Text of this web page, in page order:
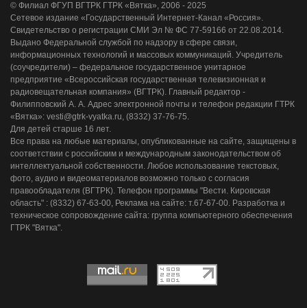
© Филиал ФГУП ВГТРК ГТРК «Вятка», 2006 - 2025
Сетевое издание «Государственный Интернет-Канал «Россия».
Свидетельство о регистрации СМИ Эл № ФС 77-59166 от 22.08.2014.
Выдано Федеральной службой по надзору в сфере связи,
информационных технологий и массовых коммуникаций. Учредитель
(соучредители) – федеральное государственное унитарное
предприятие «Всероссийская государственная телевизионная и
радиовещательная компания» (ВГТРК). Главный редактор -
Филипповский А. А. Адрес электронной почты и телефон редакции ГТРК
«Вятка»: vesti@gtrk-vyatka.ru, (8332) 37-76-75.
Для детей старше 16 лет.
Все права на любые материалы, опубликованные на сайте, защищены в
соответствии с российским и международным законодательством об
интеллектуальной собственности. Любое использование текстовых,
фото, аудио и видеоматериалов возможно только с согласия
правообладателя (ВГТРК). Телефон программы "Вести. Кировская
область" : (8332) 67-63-00, Реклама на сайте: т.67-67-00. Разработка и
техническое сопровождение сайта: группа компьютерного обеспечения
ГТРК "Вятка".